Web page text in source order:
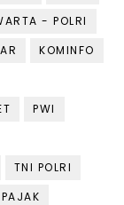
- POLRI
KOMINFO
PWI
TNI POLRI
PAJAK